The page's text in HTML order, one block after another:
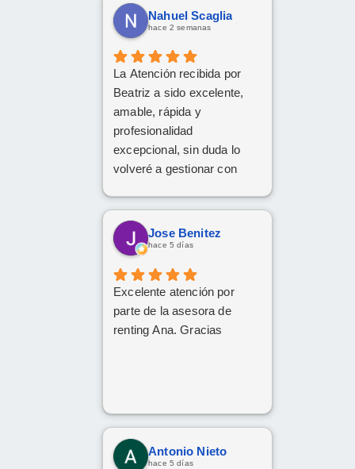
a ponerme en sus manos
sin dudarlo. Da gusto
atentas, profesionales y
cercanas. ¡Muchísimas
Nahuel Scaglia
hace 2 semanas
La Atención recibida por
Beatriz a sido excelente,
amable, rápida y
profesionalidad
excepcional, sin duda lo
volveré a gestionar con
contrataciones.
Jose Benitez
hace 5 días
Excelente atención por
parte de la asesora de
renting Ana. Gracias
Antonio Nieto
hace 5 días